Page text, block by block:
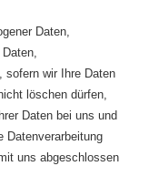
Daten,
sofern wir Ihre Daten
löschen dürfen,
Daten bei uns und
Datenverarbeitung
uns abgeschlossen